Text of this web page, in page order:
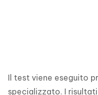
Il test viene eseguito
specializzato. I